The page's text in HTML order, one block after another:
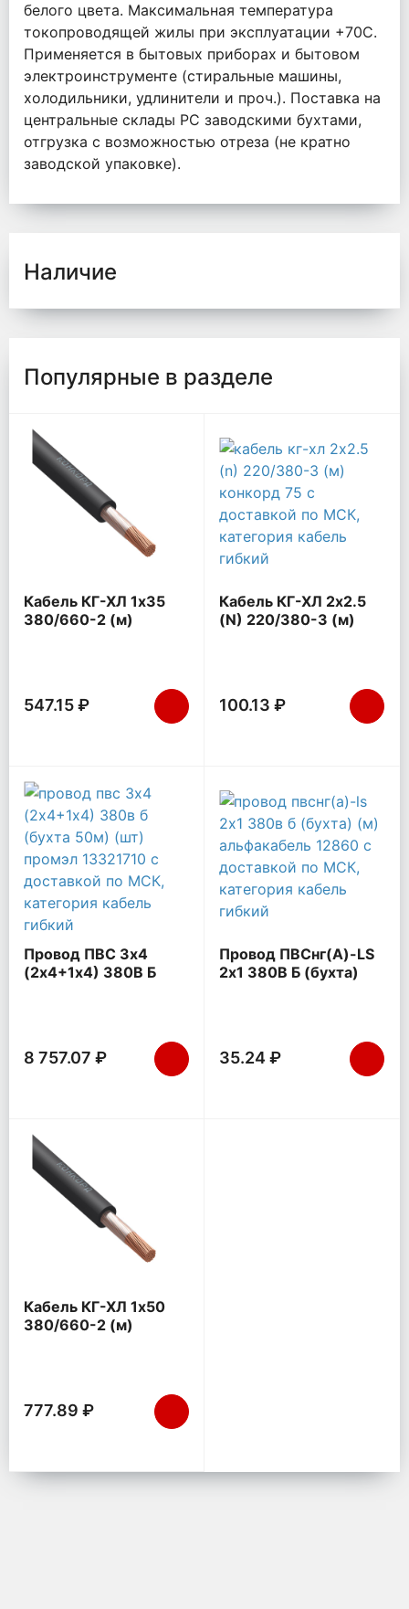
белого цвета. Максимальная температура
токопроводящей жилы при эксплуатации +70С.
Применяется в бытовых приборах и бытовом
электроинструменте (стиральные машины,
холодильники, удлинители и проч.). Поставка на
центральные склады РС заводскими бухтами,
отгрузка с возможностью отреза (не кратно
заводской упаковке).
Наличие
Популярные в разделе
Кабель КГ-ХЛ 1х35
380/660-2 (м)
547.15 ₽
Кабель КГ-ХЛ 2х2.5
(N) 220/380-3 (м)
100.13 ₽
Провод ПВС 3х4
(2х4+1х4) 380В Б
8 757.07 ₽
Провод ПВСнг(А)-LS
2х1 380В Б (бухта)
35.24 ₽
Кабель КГ-ХЛ 1х50
380/660-2 (м)
777.89 ₽